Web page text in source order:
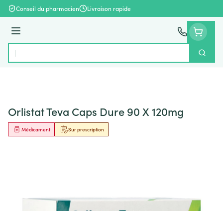
Aller au contenu
Conseil du pharmacien Livraison rapide
Menu
Rechercher
Orlistat Teva Caps Dure 90 X 120mg
Sur prescription
Médicament